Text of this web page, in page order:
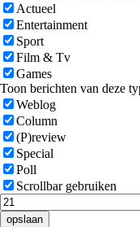
Actueel
Entertainment
Sport
Film & Tv
Games
Toon berichten van deze
Weblog
Column
(P)review
Special
Poll
Scrollbar gebruiken
opslaan